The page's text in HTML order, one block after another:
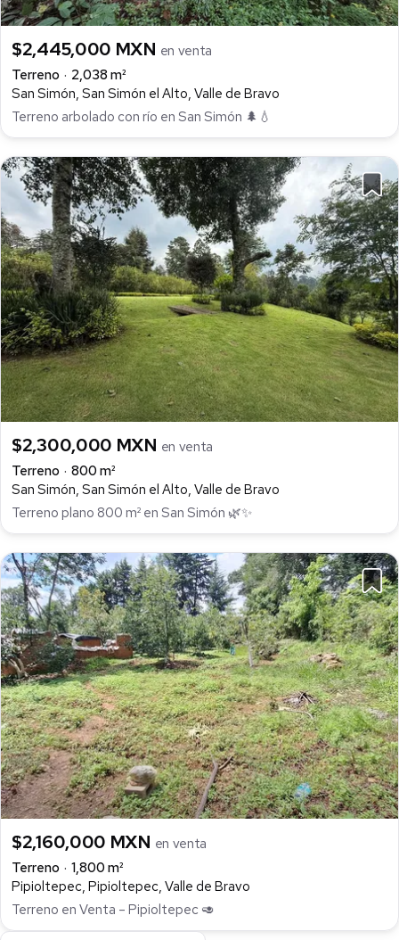
$2,445,000 MXN en venta
Terreno
2,038 m²
San Simón, San Simón el Alto, Valle de Bravo
Terreno arbolado con río en San Simón 🌲💧
$2,300,000 MXN en venta
Terreno
800 m²
San Simón, San Simón el Alto, Valle de Bravo
Terreno plano 800 m² en San Simón 🌿✨
$2,160,000 MXN en venta
Terreno
1,800 m²
Pipioltepec, Pipioltepec, Valle de Bravo
Terreno en Venta – Pipioltepec 🥑